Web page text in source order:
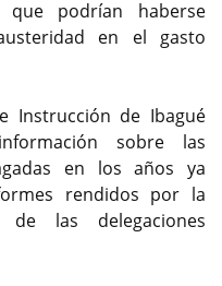
podrían haberse
en el gasto
Instrucción de Ibagué
sobre las
en los años ya
rendidos por la
las delegaciones